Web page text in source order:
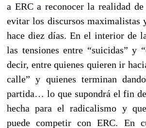
a ERC a reconocer la realidad
evitar los discursos maximalistas
hace diez días. En el interior de
las tensiones entre “suicidas” y
decir, entre quienes quieren ir
calle” y quienes terminan
partida… lo que supondrá el fin
hecha para el radicalismo y
puede competir con ERC. En